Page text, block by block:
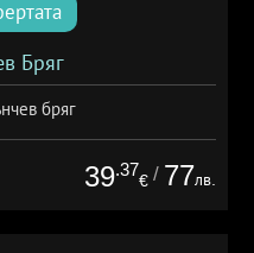
Бряг
бряг
39.37
€ / 77лв.